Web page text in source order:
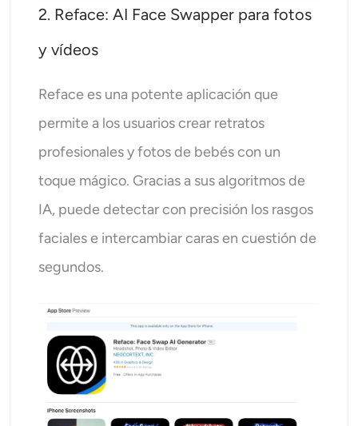
2. Reface: AI Face Swapper para fotos
y vídeos
Reface es una potente aplicación que
permite a los usuarios crear retratos
profesionales y fotos de bebés con un
toque mágico. Gracias a sus algoritmos de
IA, puede detectar con precisión los rasgos
faciales e intercambiar caras en cuestión de
segundos.